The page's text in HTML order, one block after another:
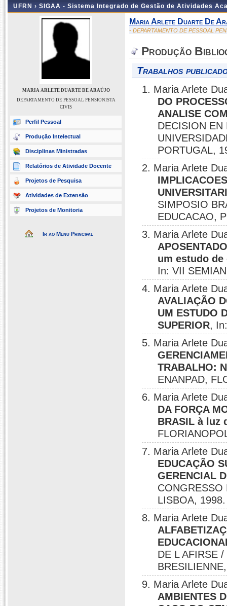
UFRN › SIGAA - Sistema Integrado de Gestão de Atividades
MARIA ARLETE DUARTE DE ARAÚJO
DEPARTAMENTO DE PESSOAL PENSIONISTA
CIVIS
Perfil Pessoal
Produção Intelectual
Disciplinas Ministradas
Relatórios de Atividade Docente
Projetos de Pesquisa
Atividades de Extensão
Projetos de Monitoria
Ir ao Menu Principal
Maria Arlete Duarte De
- DEPARTAMENTO DE PESSOAL
Produção
Trabalhos
1. Maria Arlete
DO
ANALISE
DECISION
PORTUGAL,
2. Maria Arlete
SIMPOSIO
EDUCACAO,
3. Maria Arlete
um estudo
In: VII
4. Maria Arlete
AVALIAÇÃO
UM ESTUDO
SUPERIOR,
5. Maria Arlete
TRABALHO:
ENANPAD,
6. Maria Arlete
DA FORÇA
BRASIL à luz
7. Maria Arlete
EDUCAÇÃO
GERENCIAL
CONGRESSO
LISBOA, 1998.
8. Maria Arlete
DE L AFIRSE
9. Maria Arlete
AMBIENTES